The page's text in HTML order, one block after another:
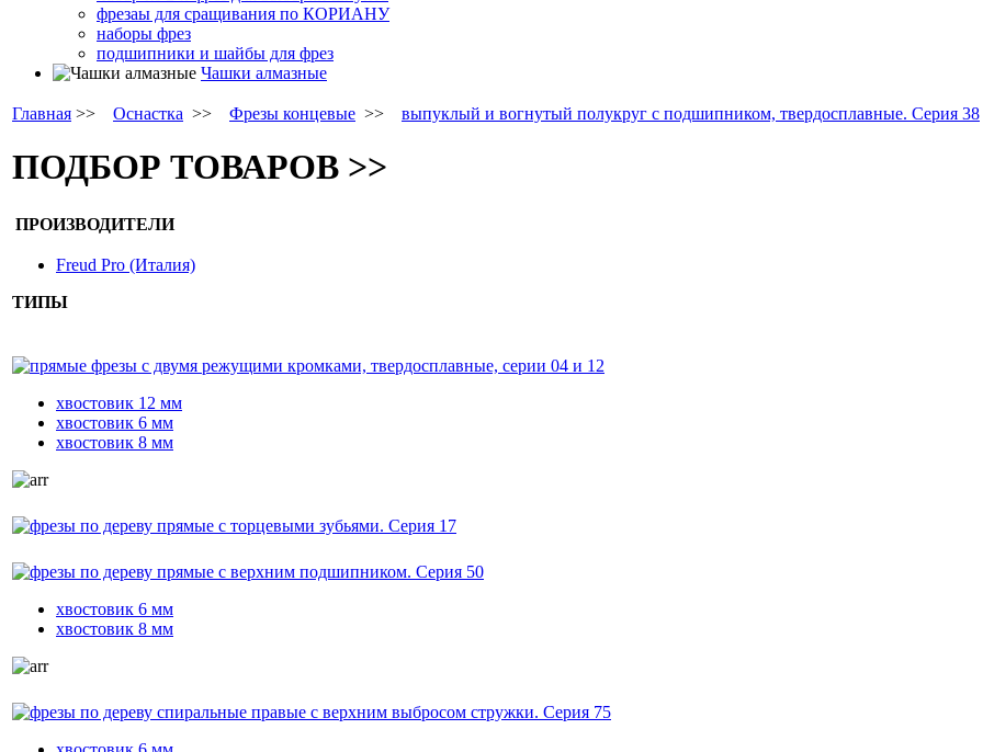
фрезаы для сращивания по КОРИАНУ
наборы фрез
подшипники и шайбы для фрез
Чашки алмазные
Главная >> Оснастка >> Фрезы концевые >> выпуклый и вогнутый полукруг с подшипником, твердосплавные. Серия 38
ПОДБОР ТОВАРОВ >>
ПРОИЗВОДИТЕЛИ
Freud Pro (Италия)
ТИПЫ
хвостовик 12 мм
хвостовик 6 мм
хвостовик 8 мм
хвостовик 6 мм
хвостовик 8 мм